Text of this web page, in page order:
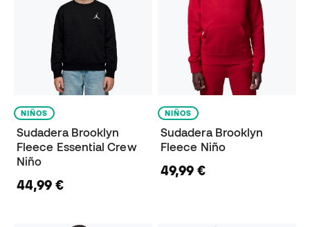
NIÑOS
Sudadera Brooklyn
Fleece Essential Crew
Niño
44,99 €
NIÑOS
Sudadera Brooklyn
Fleece Niño
49,99 €